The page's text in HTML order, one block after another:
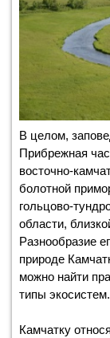
В целом,
Прибрежная
восточно-
болотной
гольцово-
области,
Разнообразие
природе
можно найти
типы экосистем.
Камчатку